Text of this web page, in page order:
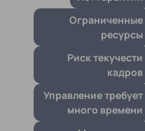
Ограниченные
ресурсы
Риск текучести
кадров
Управление требует
много времени